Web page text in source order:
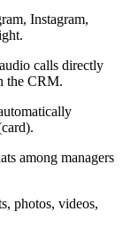
Instagram,
calls directly
the CRM.
among managers
photos, videos,